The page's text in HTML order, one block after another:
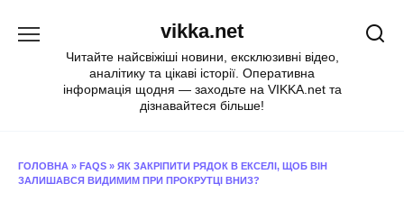
vikka.net
Читайте найсвіжіші новини, ексклюзивні відео,
аналітику та цікаві історії. Оперативна
інформація щодня — заходьте на VIKKA.net та
дізнавайтеся більше!
ГОЛОВНА » FAQS » ЯК ЗАКРІПИТИ РЯДОК В ЕКСЕЛІ, ЩОБ ВІН
ЗАЛИШАВСЯ ВИДИМИМ ПРИ ПРОКРУТЦІ ВНИЗ?